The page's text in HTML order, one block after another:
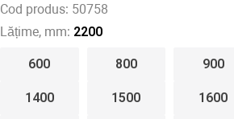
Cod produs: 50758
Lățime, mm: 2200
600 800 900
1400 1500 1600